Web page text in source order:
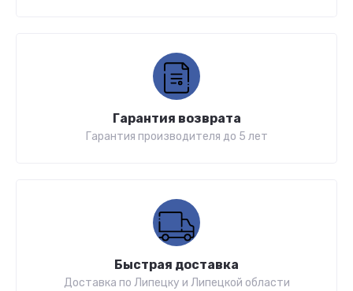
Гарантия возврата
Гарантия производителя до 5 лет
Быстрая доставка
Доставка по Липецку и Липецкой области